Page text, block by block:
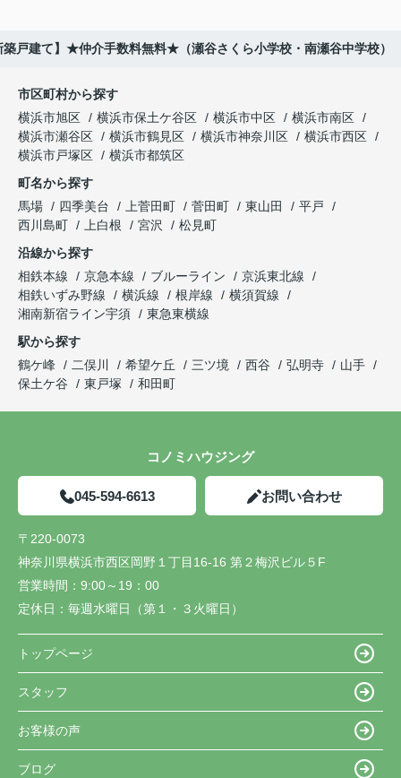
戸建て】★仲介手数料無料★（瀬谷さくら小学校・南瀬谷中学校）
市区町村から探す
横浜市旭区
横浜市保土ケ谷区 横浜市中区
横浜市南区
横浜市瀬谷区
横浜市鶴見区 横浜市神奈川区
横浜市西区
横浜市戸塚区
横浜市都筑区
町名から探す
馬場
四季美台 上菅田町 菅田町 東山田
平戸
西川島町
上白根 宮沢
松見町
沿線から探す
相鉄本線
京急本線 ブルーライン
京浜東北線
相鉄いずみ野線
横浜線 根岸線
横須賀線
湘南新宿ライン宇須
東急東横線
駅から探す
鶴ケ峰
二俣川 希望ケ丘 三ツ境 西谷 弘明寺
山手
保土ケ谷
東戸塚 和田町
コノミハウジング
045-594-6613 お問い合わせ
〒220-0073
神奈川県横浜市西区岡野１丁目16-16 第２梅沢ビル５F
営業時間： 9:00～19：00
定休日： 毎週水曜日（第１・３火曜日）
トップページ
スタッフ
お客様の声
ブログ